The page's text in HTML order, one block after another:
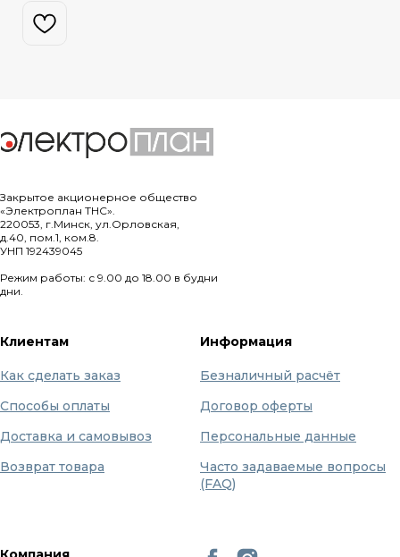
Закрытое акционерное общество
«Электроплан ТНС».
220053, г.Минск, ул.Орловская,
д.40, пом.1, ком.8.
УНП 192439045
Режим работы: с 9.00 до 18.00 в будни
дни.
Клиентам
Как сделать заказ
Способы оплаты
Доставка и самовывоз
Возврат товара
Информация
Безналичный расчёт
Договор оферты
Персональные данные
Часто задаваемые вопросы
(FAQ)